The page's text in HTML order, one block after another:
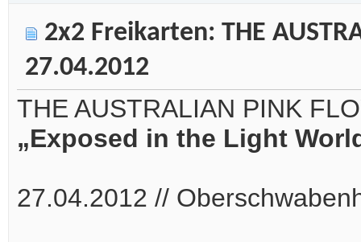
2x2 Freikarten: THE
27.04.2012
THE AUSTRALIAN PINK
„Exposed in the Light
27.04.2012 //